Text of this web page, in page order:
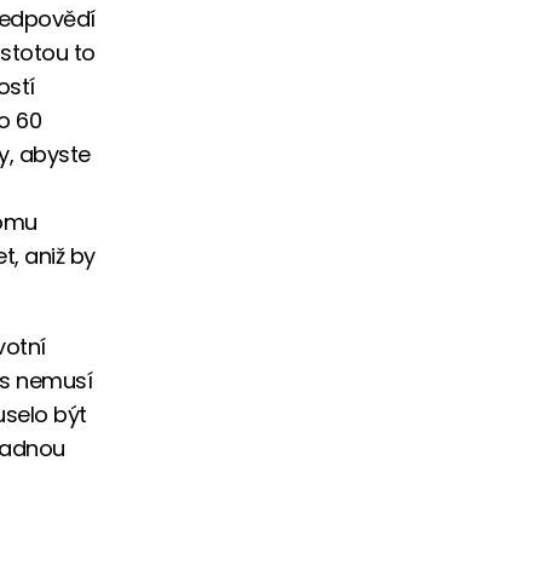
to
60
abyste
aniž by
nemusí
být